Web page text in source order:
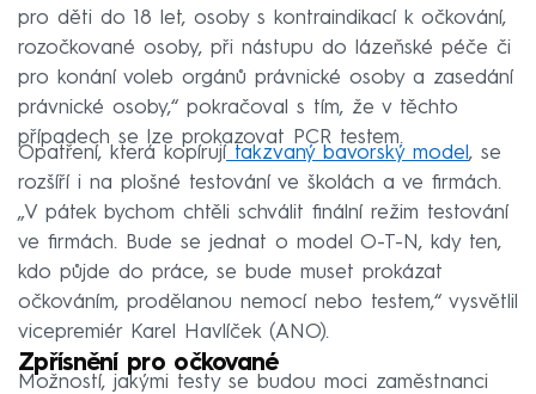
pro děti do 18 let, osoby s kontraindikací k očkování,
rozočkované osoby, při nástupu do lázeňské péče či
pro konání voleb orgánů právnické osoby a zasedání
právnické osoby,“ pokračoval s tím, že v těchto
případech se lze prokazovat PCR testem.
Opatření, která kopírují takzvaný bavorský model , se
rozšíří i na plošné testování ve školách a ve firmách.
„V pátek bychom chtěli schválit finální režim testování
ve firmách. Bude se jednat o model O-T-N, kdy ten,
kdo půjde do práce, se bude muset prokázat
očkováním, prodělanou nemocí nebo testem,“ vysvětlil
vicepremiér Karel Havlíček (ANO).
Zpřísnění pro očkované
Možností, jakými testy se budou moci zaměstnanci